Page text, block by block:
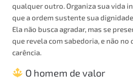
qualquer outro. Organiza sua vida
que a ordem sustente sua
Ela não busca agradar, mas se
que revela com sabedoria, e não no
carência.
O homem de valor